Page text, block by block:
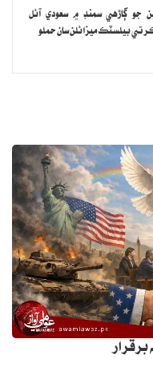
جو ڳاڙهي سمنڊ ۾ سعودي آئل
تي بيلسٽڪ ميزائلن سان حملو
برقرار